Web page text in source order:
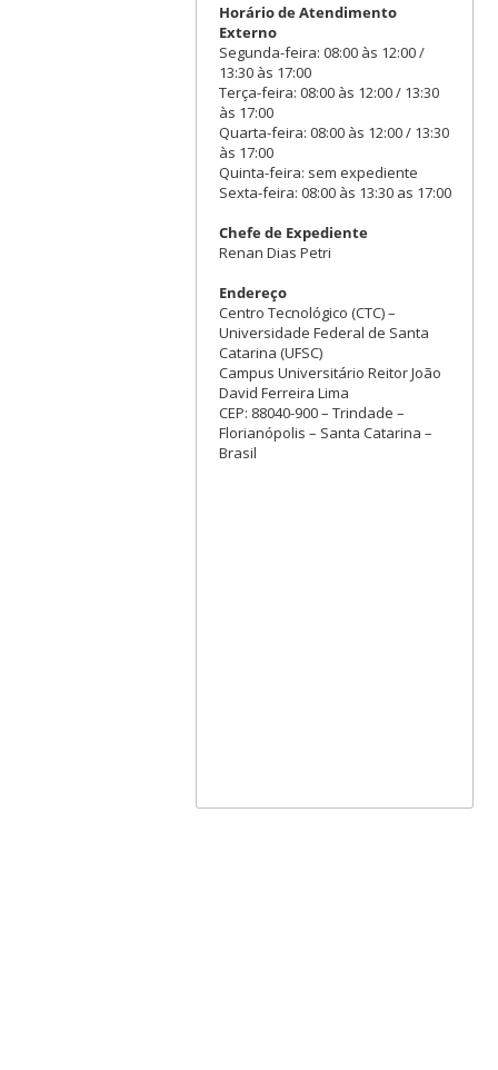
Horário de Atendimento
Externo
Segunda-feira: 08:00 às 12:00 /
13:30 às 17:00
Terça-feira: 08:00 às 12:00 / 13:30
às 17:00
Quarta-feira: 08:00 às 12:00 / 13:30
às 17:00
Quinta-feira: sem expediente
Sexta-feira: 08:00 às 13:30 as 17:00
Chefe de Expediente
Renan Dias Petri
Endereço
Centro Tecnológico (CTC) –
Universidade Federal de Santa
Catarina (UFSC)
Campus Universitário Reitor João
David Ferreira Lima
CEP: 88040-900 – Trindade –
Florianópolis – Santa Catarina –
Brasil